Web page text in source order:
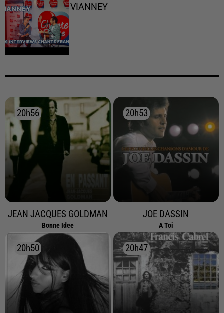
VIANNEY
20h56
20h56
JEAN JACQUES GOLDMAN
Bonne Idee
20h53
20h53
JOE DASSIN
A Toi
20h50
20h50 20h47
20h47